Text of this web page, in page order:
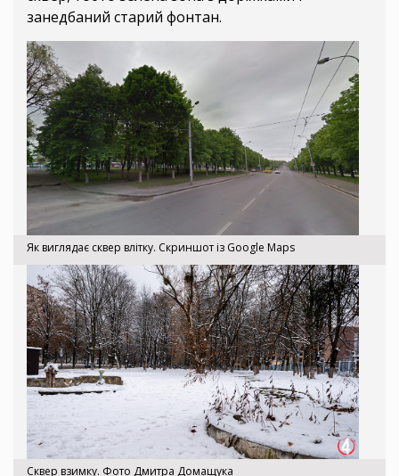
занедбаний старий фонтан.
Як виглядає сквер влітку. Скриншот із Google Maps
Сквер взимку. Фото Дмитра Домащука